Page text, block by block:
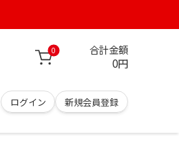
0 合計金額
0円
ログイン 新規会員登録